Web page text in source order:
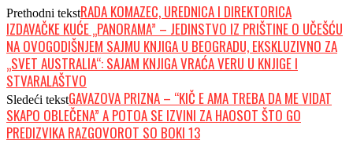
Prethodni tekstRADA KOMAZEC, UREDNICA I DIREKTORICA
IZDAVAČKE KUĆE „PANORAMA” – JEDINSTVO IZ PRIŠTINE O UČEŠĆU
NA OVOGODIŠNJEM SAJMU KNJIGA U BEOGRADU, EKSKLUZIVNO ZA
„SVET AUSTRALIA“: SAJAM KNJIGA VRAĆA VERU U KNJIGE I
STVARALAŠTVO
Sledeći tekstGAVAZOVA PRIZNA – “KIČ E AMA TREBA DA ME VIDAT
SKAPO OBLEČENA” A POTOA SE IZVINI ZA HAOSOT ŠTO GO
PREDIZVIKA RAZGOVOROT SO BOKI 13